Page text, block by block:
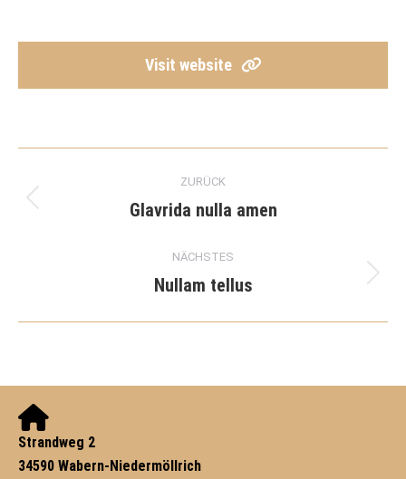
Visit website
navigation
ZURÜCK
Previous
Glavrida nulla amen
NÄCHSTES
Next
Nullam tellus
Strandweg 2
34590 Wabern-Niedermöllrich